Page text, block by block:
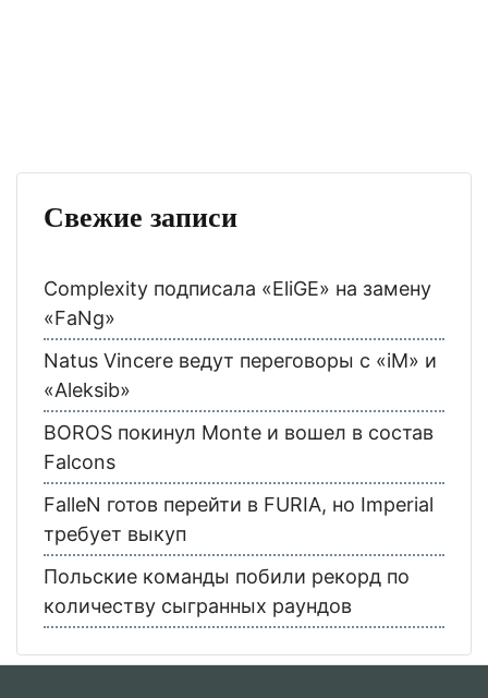
Свежие записи
Complexity подписала «EliGE» на замену
«FaNg»
Natus Vincere ведут переговоры с «iM» и
«Aleksib»
BOROS покинул Monte и вошел в состав
Falcons
FalleN готов перейти в FURIA, но Imperial
требует выкуп
Польские команды побили рекорд по
количеству сыгранных раундов